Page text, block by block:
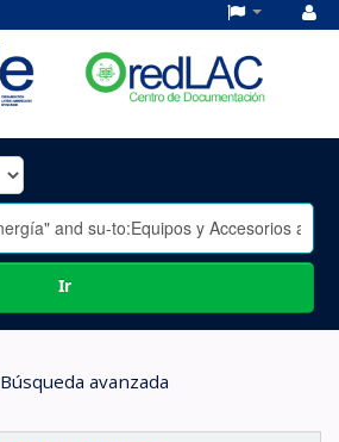
Ir
Búsqueda avanzada